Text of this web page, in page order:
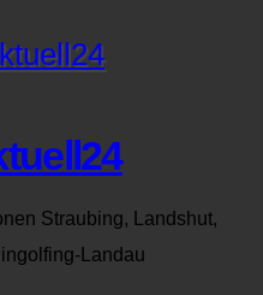
Straubing, Landshut,
Landau